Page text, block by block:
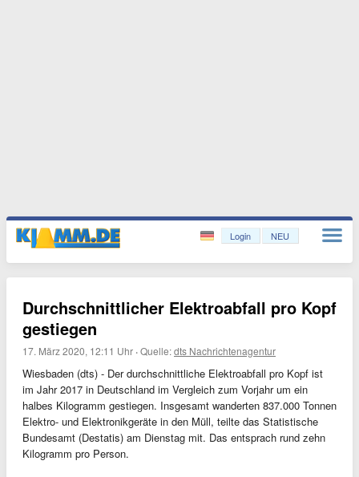
Login NEU
Durchschnittlicher Elektroabfall pro Kopf
gestiegen
17. März 2020, 12:11 Uhr ·Quelle:dts Nachrichtenagentur
Wiesbaden (dts) - Der durchschnittliche Elektroabfall pro Kopf ist
im Jahr 2017 in Deutschland im Vergleich zum Vorjahr um ein
halbes Kilogramm gestiegen. Insgesamt wanderten 837.000 Tonnen
Elektro- und Elektronikgeräte in den Müll, teilte das Statistische
Bundesamt (Destatis) am Dienstag mit. Das entsprach rund zehn
Kilogramm pro Person.